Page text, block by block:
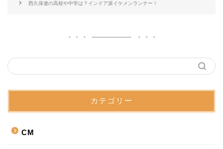
西久保遼の高校や中学は？インドア派イケメンランナー！
カテゴリー
CM